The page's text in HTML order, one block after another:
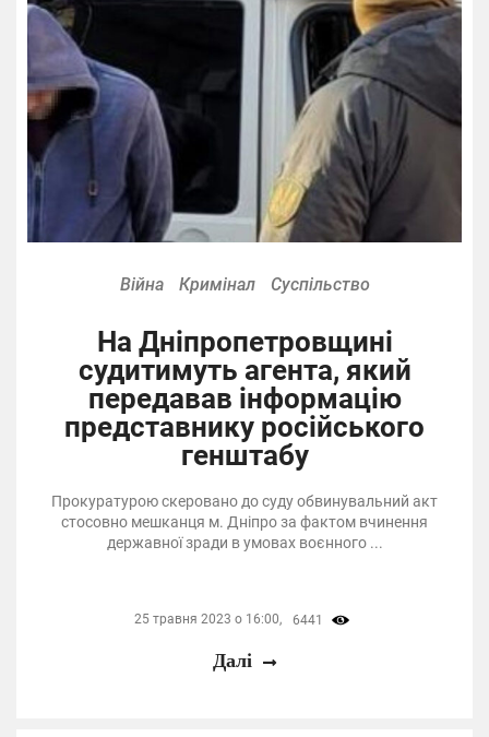
Війна Кримінал Суспільство
На Дніпропетровщині
судитимуть агента, який
передавав інформацію
представнику російського
генштабу
Прокуратурою скеровано до суду обвинувальний акт
стосовно мешканця м. Дніпро за фактом вчинення
державної зради в умовах воєнного ...
25 травня 2023 о 16:00, 6441
Далі